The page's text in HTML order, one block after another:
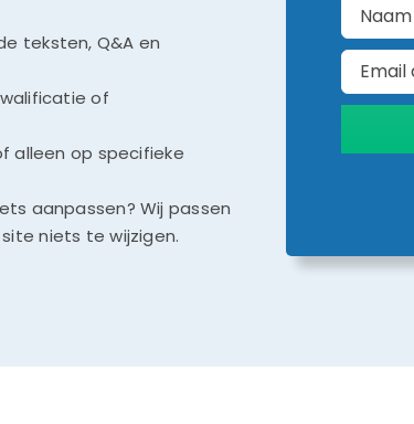
teksten, Q&A en
of
alleen op specifieke
aanpassen? Wij passen
niets te wijzigen.